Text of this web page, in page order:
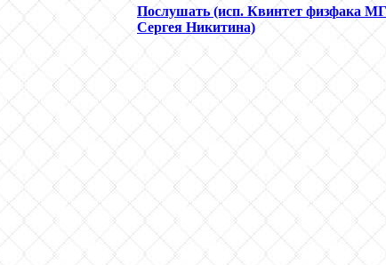
Послушать (исп. Квинтет физфака
Сергея Никитина)